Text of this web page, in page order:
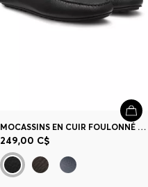
MOCASSINS EN CUIR FOULONNÉ AVEC SEMELLE À PICOTS
249,00 C$